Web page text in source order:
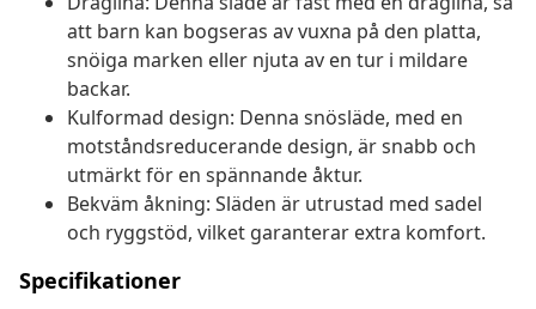
att barn kan bogseras av vuxna på den platta,
snöiga marken eller njuta av en tur i mildare
backar.
Kulformad design: Denna snösläde, med en
motståndsreducerande design, är snabb och
utmärkt för en spännande åktur.
Bekväm åkning: Släden är utrustad med sadel
och ryggstöd, vilket garanterar extra komfort.
Specifikationer